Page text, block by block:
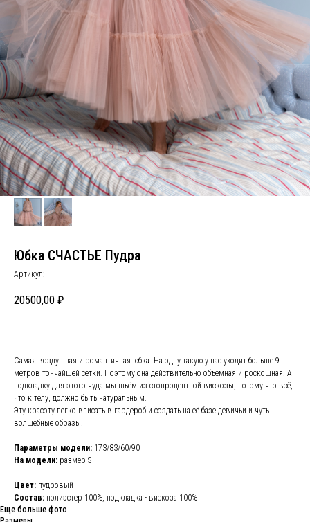
Юбка СЧАСТЬЕ Пудра
Артикул:
20500,00 ₽
Самая воздушная и романтичная юбка. На одну такую у нас уходит больше 9
метров тончайшей сетки. Поэтому она действительно объёмная и роскошная. А
подкладку для этого чуда мы шьём из стопроцентной вискозы, потому что всё,
что к телу, должно быть натуральным.
Эту красоту легко вписать в гардероб и создать на её базе девичьи и чуть
волшебные образы.
Параметры модели: 173/83/60/90
На модели: размер S
Цвет: пудровый
Состав: полиэстер 100%, подкладка - вискоза 100%
Еще больше фото